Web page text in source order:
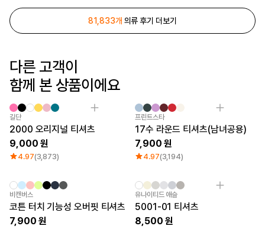
81,833개 의류 후기 더보기
다른 고객이
함께 본 상품이에요
Sale
길단
2000 오리지널 티셔츠
9,000
4.97(3,873)
프린트스타
17수 라운드 티셔츠(남녀공용)
7,900
4.97(3,194)
비캔버스
코튼 터치 기능성 오버핏 티셔츠
7,900
유나이티드 애슬
5001-01 티셔츠
8,500
회원가입
1:1 문의
고객센터
마플 서비스 소개
한국어
가격대
~ 1만원
1만원 ~ 2만원
2만원 ~ 3만원
민소매
반소매
긴소매
폴리
면/폴리
길단
챔피온
트리플에이